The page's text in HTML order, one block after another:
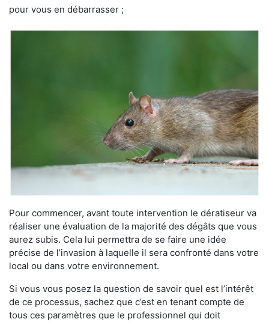
pour vous en débarrasser ;
Pour commencer, avant toute intervention le dératiseur va
réaliser une évaluation de la majorité des dégâts que vous
aurez subis. Cela lui permettra de se faire une idée
précise de l’invasion à laquelle il sera confronté dans votre
local ou dans votre environnement.
Si vous vous posez la question de savoir quel est l’intérêt
de ce processus, sachez que c’est en tenant compte de
tous ces paramètres que le professionnel qui doit